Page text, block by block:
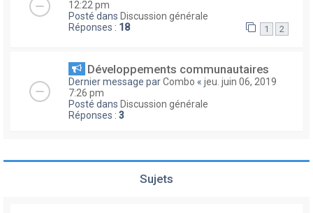
12:22 pm
Posté dans Discussion générale
Réponses : 18 1 2
Développements communautaires
Dernier message parCombo « jeu. juin 06, 2019
7:26 pm
Posté dans Discussion générale
Réponses : 3
Sujets